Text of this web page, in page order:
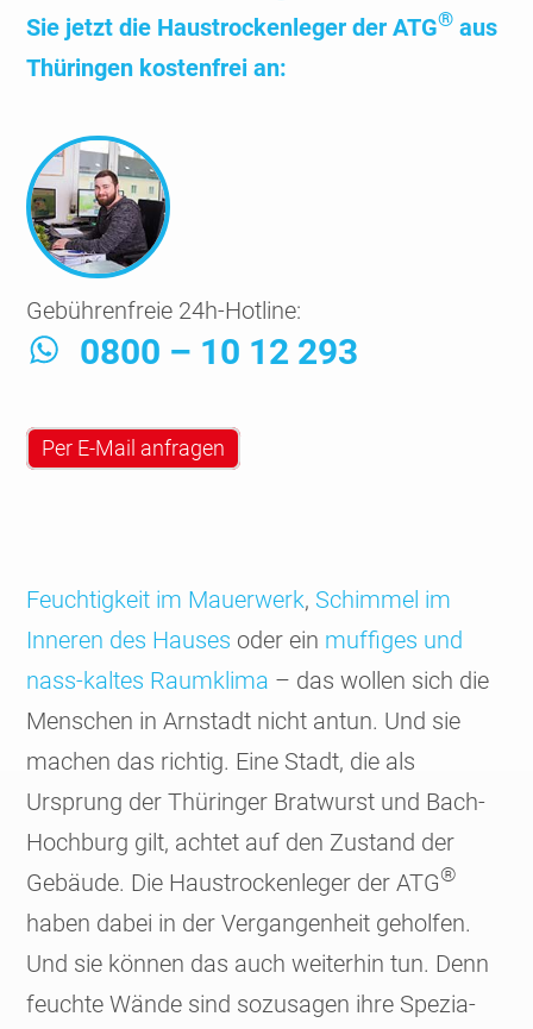
Sie jetzt die Haus­trocken­leger der ATG® aus
Thüringen kosten­frei an:
Gebührenfreie 24h-Hotline:
0800 – 10 12 293
Per E-Mail anfragen
Feuch­tig­keit im Mauer­werk, Schimmel im
Inneren des Hauses oder ein muffiges und
nass-kaltes Raum­klima – das wollen sich die
Menschen in Arn­stadt nicht antun. Und sie
machen das richtig. Eine Stadt, die als
Ursprung der Thüringer Brat­wurst und Bach-
Hoch­burg gilt, achtet auf den Zustand der
Gebäude. Die Haus­trocken­leger der ATG®
haben dabei in der Vergan­gen­heit geholfen.
Und sie können das auch weiter­hin tun. Denn
feuchte Wände sind sozu­sagen ihre Spezia­